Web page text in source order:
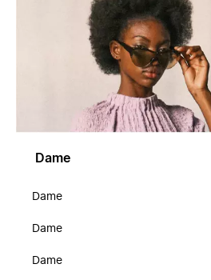
Dame
Dame
Dame
Dame